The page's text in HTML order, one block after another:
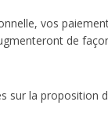
vos
de
sur la proposition